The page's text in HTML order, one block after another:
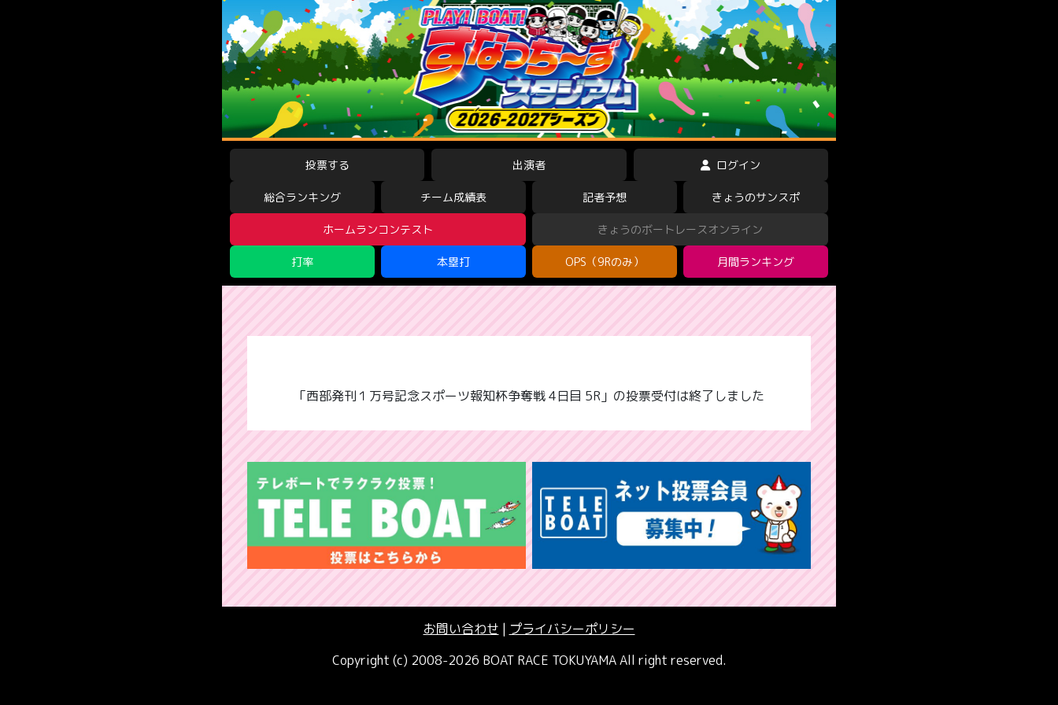
投票する 出演者 ログイン
総合ランキング チーム成績表 記者予想 きょうのサンスポ
ホームランコンテスト きょうのボートレースオンライン
打率 本塁打 OPS（9Rのみ） 月間ランキング
「西部発刊１万号記念スポーツ報知杯争奪戦 4日目 5R」の投票受付は終了しました
お問い合わせ | プライバシーポリシー
Copyright (c) 2008-2026 BOAT RACE TOKUYAMA All right reserved.